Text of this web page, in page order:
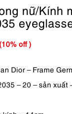
nữ/Kính
(10% off )
Dior – Frame
– 20 – sản xuất